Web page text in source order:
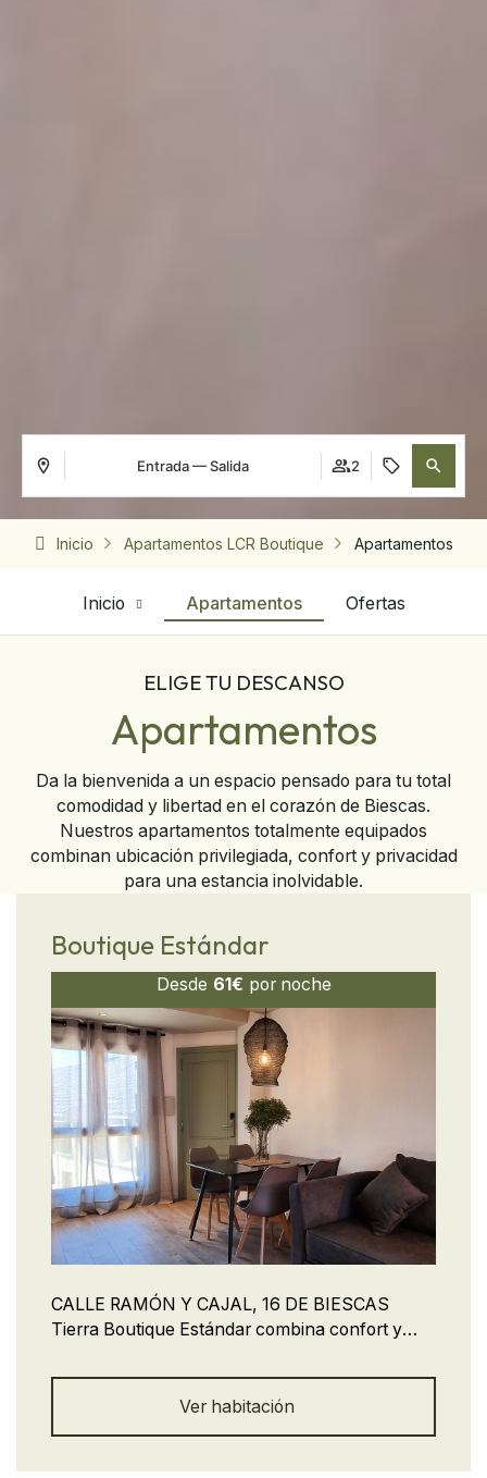
Entrada — Salida 2
Inicio Apartamentos LCR Boutique Apartamentos
Inicio Apartamentos Ofertas
ELIGE TU DESCANSO
Apartamentos
Da la bienvenida a un espacio pensado para tu total
comodidad y libertad en el corazón de Biescas.
Nuestros apartamentos totalmente equipados
combinan ubicación privilegiada, confort y privacidad
para una estancia inolvidable.
Boutique Estándar
Desde 61€ por noche
CALLE RAMÓN Y CAJAL, 16 DE BIESCAS
Tierra Boutique Estándar combina confort y
personas. Cuenta con una habitación cerrada,
sofá cama doble, cocina equipada, Wi-Fi y aire
acondicionado portátil tipo pingüino. Perfecto
Ver habitación